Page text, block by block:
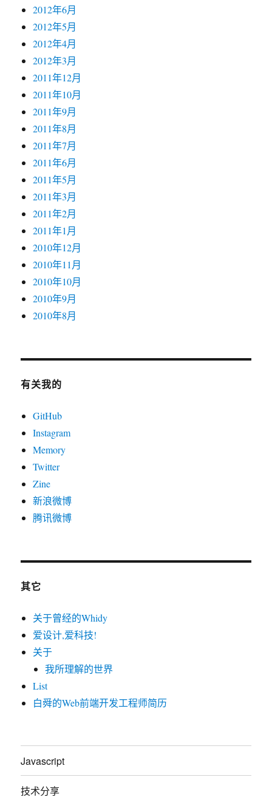
2012年6月
2012年5月
2012年4月
2012年3月
2011年12月
2011年10月
2011年9月
2011年8月
2011年7月
2011年6月
2011年5月
2011年3月
2011年2月
2011年1月
2010年12月
2010年11月
2010年10月
2010年9月
2010年8月
有关我的
GitHub
Instagram
Memory
Twitter
Zine
新浪微博
腾讯微博
其它
关于曾经的Whidy
爱设计,爱科技!
关于
我所理解的世界
List
白舜的Web前端开发工程师简历
Javascript
技术分享